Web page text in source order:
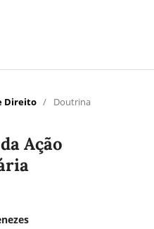
Direito / Doutrina
Ação